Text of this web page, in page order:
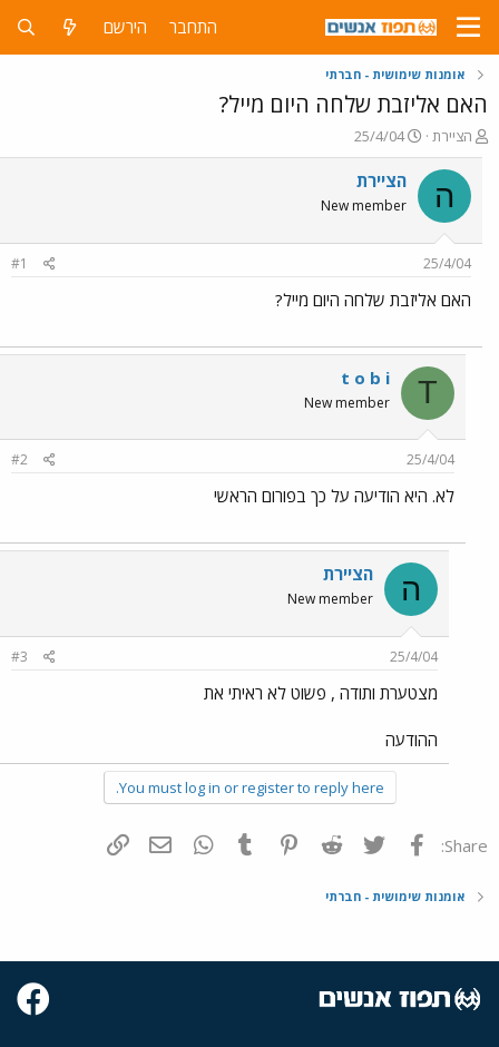
התחבר הירשם
אומנות שימושית - חברתי
האם אליזבת שלחה היום מייל?
פ
ו
ת
ח
ה
ש
א
הציירת
פ
ו
ר
ם
ר
25/4/04
ה הציירת
New member
25/4/04
#1
האם אליזבת שלחה היום מייל?
T
t o b i
New member
25/4/04
#2
לא. היא הודיעה על כך בפורום הראשי
ה הציירת
New member
25/4/04
#3
מצטערת ותודה , פשוט לא ראיתי את
ההודעה
You must log in or register to reply here.
Share: פייסבוק Twitter
Reddit
Pinterest
Tumblr
WhatsAppדואר אלקטרוני
אומנות שימושית - חברתי